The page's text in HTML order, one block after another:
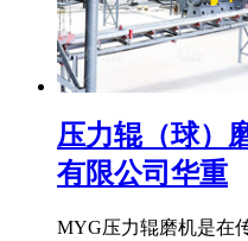
压力辊（球）
有限公司华重
MYG压力辊磨机是在